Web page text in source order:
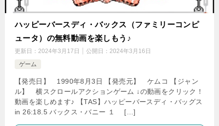
ハッピーバースディ・バックス（ファミリーコンピ
ュータ）の無料動画を楽しもう♪
更新日： 2024年3月17日 公開日： 2024年3月16日
ゲーム
【発売日】 1990年8月3日 【発売元】 ケムコ 【ジャン
ル】 横スクロールアクションゲーム ↓の動画をクリック！
動画を楽しめます♪ 【TAS】ハッピーバースディ・バッグス
in 26:18.5 バックス・バニー １ […]